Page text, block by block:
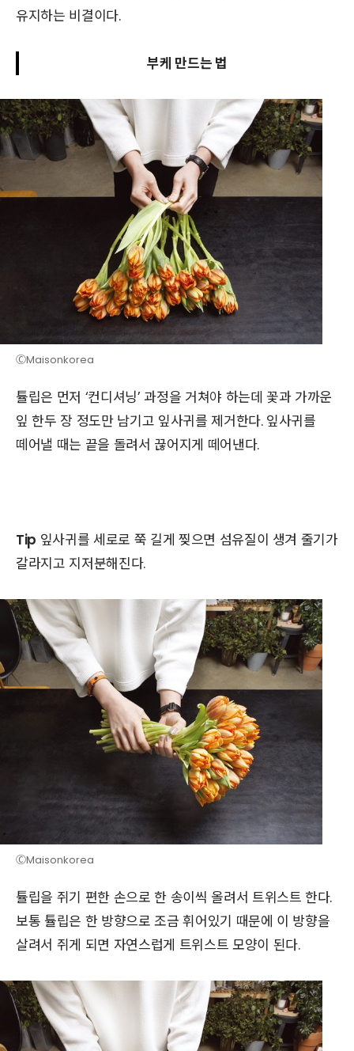
유지하는 비결이다.
부케 만드는 법
ⒸMaisonkorea
튤립은 먼저 ‘컨디셔닝’ 과정을 거쳐야 하는데 꽃과 가까운
잎 한두 장 정도만 남기고 잎사귀를 제거한다. 잎사귀를
떼어낼 때는 끝을 돌려서 끊어지게 떼어낸다.
Tip 잎사귀를 세로로 쭉 길게 찢으면 섬유질이 생겨 줄기가
갈라지고 지저분해진다.
ⒸMaisonkorea
튤립을 쥐기 편한 손으로 한 송이씩 올려서 트위스트 한다.
보통 튤립은 한 방향으로 조금 휘어있기 때문에 이 방향을
살려서 쥐게 되면 자연스럽게 트위스트 모양이 된다.